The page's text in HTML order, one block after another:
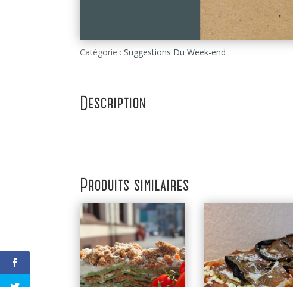
Catégorie :Suggestions Du Week-end
Description
Produits similaires